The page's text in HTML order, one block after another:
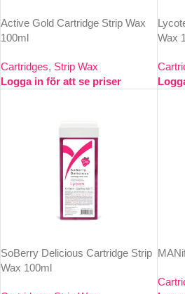
Active Gold Cartridge Strip Wax
100ml
Cartridges, Strip Wax
Logga in för att se priser
Wax
SoBerry Delicious Cartridge Strip
Wax 100ml